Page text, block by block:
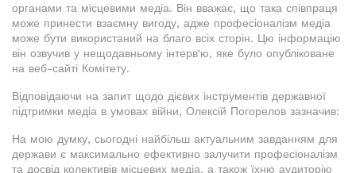
органами та місцевими медіа. Він вважає, що така співпраця
може принести взаємну вигоду, адже професіоналізм медіа
може бути використаний на благо всіх сторін. Цю інформацію
він озвучив у нещодавньому інтерв'ю, яке було опубліковане
на веб-сайті Комітету.
Відповідаючи на запит щодо дієвих інструментів державної
підтримки медіа в умовах війни, Олексій Погорелов зазначив:
На мою думку, сьогодні найбільш актуальним завданням для
держави є максимально ефективно залучити професіоналізм
та досвід колективів місцевих медіа, а також їхню аудиторію